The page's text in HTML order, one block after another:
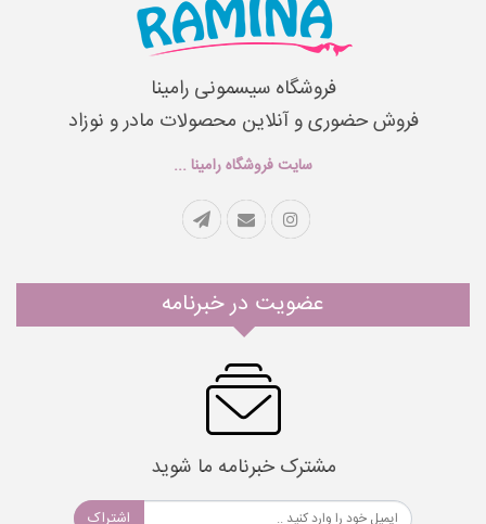
فروشگاه سیسمونی رامینا
فروش حضوری و آنلاین محصولات مادر و نوزاد
سایت فروشگاه رامینا ...
عضویت در خبرنامه
مشترک خبرنامه ما شوید
اشتراک